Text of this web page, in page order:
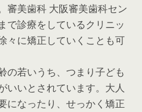
審美歯科 大阪審美歯科セン
で診療をしているクリニッ
々に矯正していくことも可
の若いうち、つまり子ども
いいとされています。大人
になったり、せっかく矯正